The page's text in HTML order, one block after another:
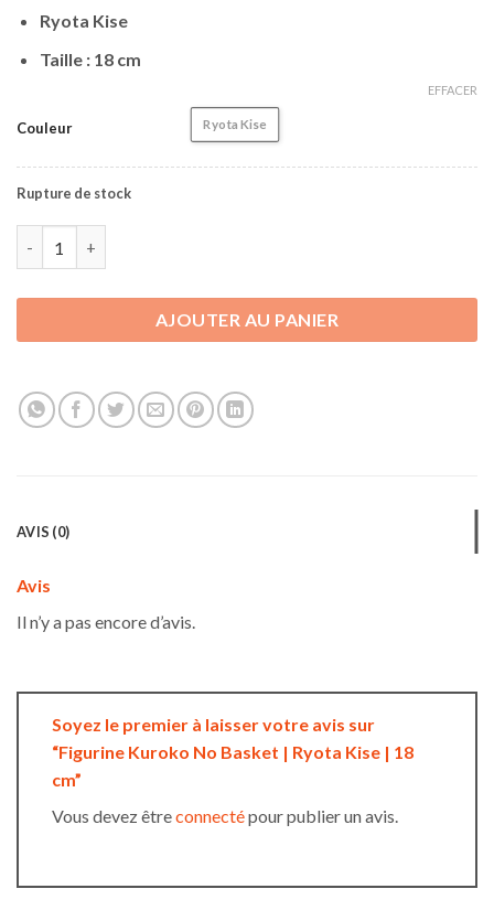
Ryota Kise
Taille : 18 cm
Couleur Ryota Kise
EFFACER
Rupture de stock
AJOUTER AU PANIER
AVIS (0)
Avis
Il n’y a pas encore d’avis.
Soyez le premier à laisser votre avis sur
“Figurine Kuroko No Basket | Ryota Kise | 18
cm”
Vous devez êtreconnectépour publier un avis.